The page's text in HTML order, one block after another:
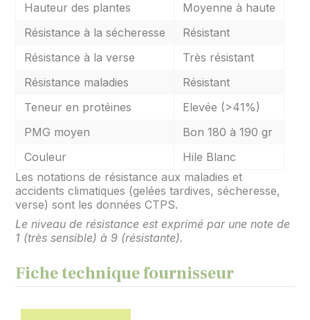
Hauteur des plantes
Moyenne à haute
Résistance à la sécheresse
Résistant
Résistance à la verse
Très résistant
Résistance maladies
Résistant
Teneur en protéines
Elevée (>41%)
PMG moyen
Bon 180 à 190 gr
Couleur
Hile Blanc
Les notations de résistance aux maladies et
accidents climatiques (gelées tardives, sécheresse,
verse) sont les données CTPS.
Le niveau de résistance est exprimé par une note de
1 (très sensible) à 9 (résistante).
Fiche technique fournisseur